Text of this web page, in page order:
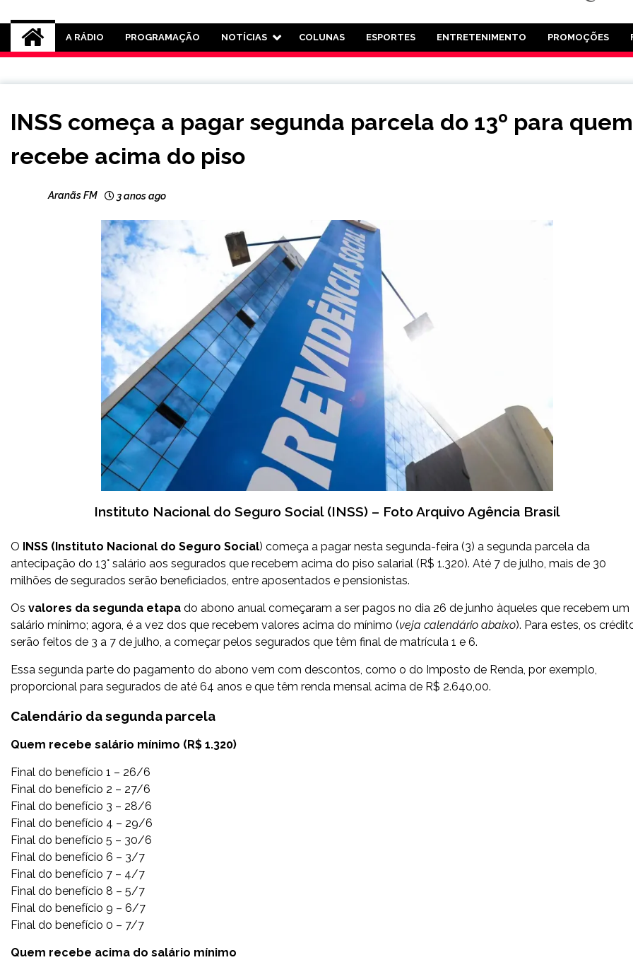
Rádio Aranãs 105.3
A RÁDIO PROGRAMAÇÃO NOTÍCIAS COLUNAS ESPORTES ENTRETENIMENTO PROMOÇÕES
CAPELINHA
GERAIS
INSS começa a pagar segunda parcela do 13º para quem
recebe acima do piso
Aranãs FM 3 anos ago
Instituto Nacional do Seguro Social (INSS) – Foto Arquivo Agência Brasil
O INSS (Instituto Nacional do Seguro Social) começa a pagar nesta segunda-feira (3) a segunda parcela da
antecipação do 13° salário aos segurados que recebem acima do piso salarial (R$ 1.320). Até 7 de julho, mais de 30
milhões de segurados serão beneficiados, entre aposentados e pensionistas.
Os valores da segunda etapa do abono anual começaram a ser pagos no dia 26 de junho àqueles que recebem um
salário mínimo; agora, é a vez dos que recebem valores acima do mínimo (veja calendário abaixo). Para estes, os
serão feitos de 3 a 7 de julho, a começar pelos segurados que têm final de matrícula 1 e 6.
Essa segunda parte do pagamento do abono vem com descontos, como o do Imposto de Renda, por exemplo,
proporcional para segurados de até 64 anos e que têm renda mensal acima de R$ 2.640,00.
Calendário da segunda parcela
Quem recebe salário mínimo (R$ 1.320)
Final do benefício 1 – 26/6
Final do benefício 2 – 27/6
Final do benefício 3 – 28/6
Final do benefício 4 – 29/6
Final do benefício 5 – 30/6
Final do benefício 6 – 3/7
Final do benefício 7 – 4/7
Final do benefício 8 – 5/7
Final do benefício 9 – 6/7
Final do benefício 0 – 7/7
Quem recebe acima do salário mínimo